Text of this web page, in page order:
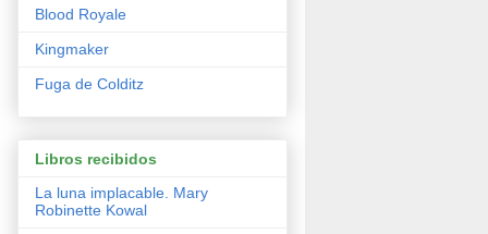
Blood Royale
Kingmaker
Fuga de Colditz
Libros recibidos
La luna implacable. Mary
Robinette Kowal